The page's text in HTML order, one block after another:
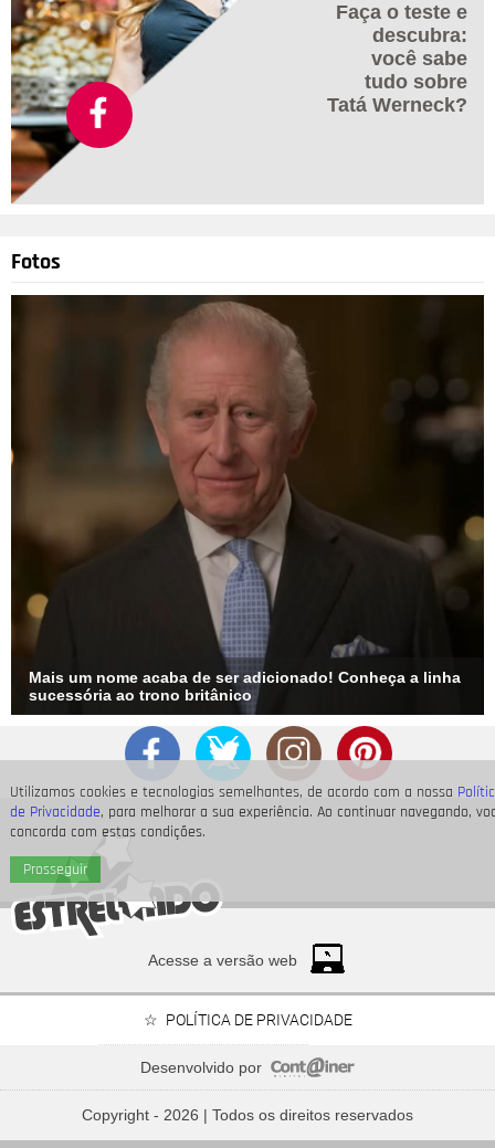
Utilizamos cookies e tecnologias semelhantes, de acordo com a nossa
de Privacidade, para melhorar a sua experiência. Ao continuar navegando,
concorda com estas condições.
Prosseguir
Faça o teste e
descubra:
você sabe
tudo sobre
Tatá Werneck?
Fotos
Mais um nome acaba de ser adicionado! Conheça a linha
sucessória ao trono britânico
músicas que marcaram o final da década de 1990
Acesse a versão web
POLÍTICA DE PRIVACIDADE
Desenvolvido por
Copyright - 2026 | Todos os direitos reservados